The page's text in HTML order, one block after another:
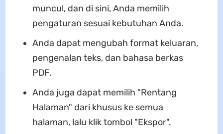
muncul, dan di sini, Anda memilih
pengaturan sesuai kebutuhan Anda.
Anda dapat mengubah format keluaran,
pengenalan teks, dan bahasa berkas
PDF.
Anda juga dapat memilih "Rentang
Halaman" dari khusus ke semua
halaman, lalu klik tombol "Ekspor".